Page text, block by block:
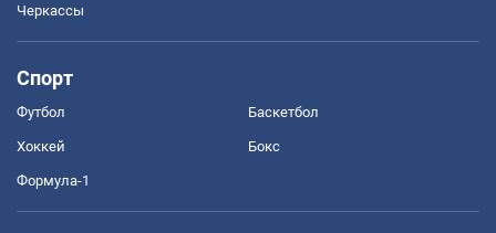
Черкассы
Спорт
Футбол Баскетбол
Хоккей Бокс
Формула-1